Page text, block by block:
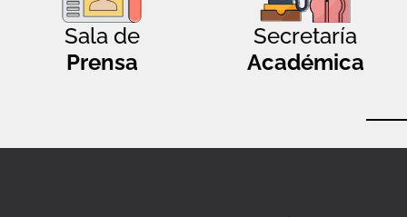
Sala de
Prensa
Secretaría
Académica